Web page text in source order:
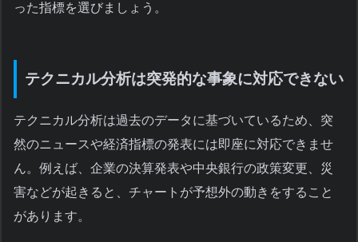
った指標を選びましょう。
テクニカル分析は突発的な事象に対応できない
テクニカル分析は過去のデータに基づいているため、突
然のニュースや経済指標の発表には即座に対応できませ
ん。例えば、企業の決算発表や中央銀行の政策変更、災
害などが起きると、チャートが予想外の動きをすること
があります。